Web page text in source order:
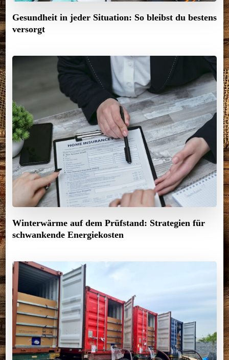
Gesundheit in jeder Situation: So bleibst du bestens
versorgt
Winterwärme auf dem Prüfstand: Strategien für
schwankende Energiekosten